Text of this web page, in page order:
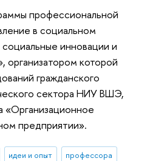
профессиональной
в социальном
инновации и
организатором которой
гражданского
сектора НИУ ВШЭ,
«Организационное
предприятии».
идеи и опыт
профессора